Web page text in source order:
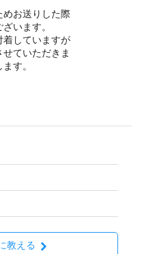
お送りした際
います。
着していますが
ていただきま
す。
教える